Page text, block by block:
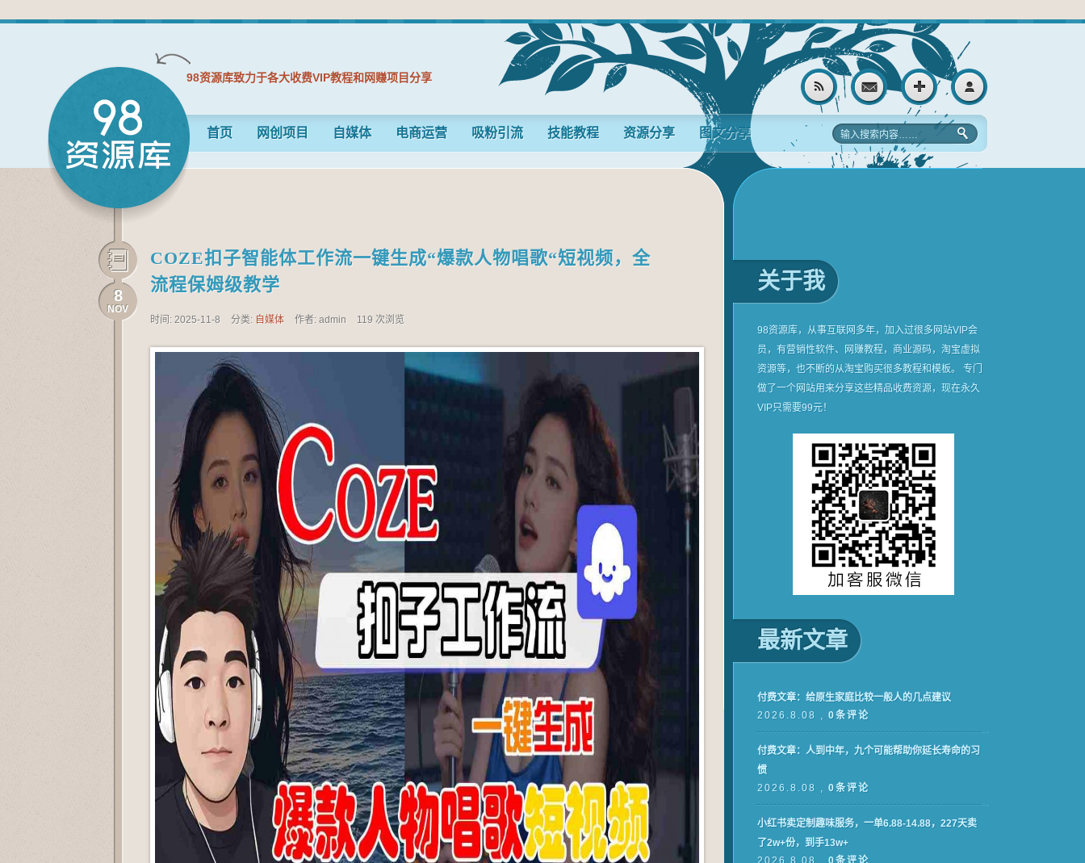
98资源库致力于各大收费VIP教程和网赚项目分享
首页 网创项目 自媒体 电商运营 吸粉引流 技能教程 资源分享 图文分享
8
NOV
COZE扣子智能体工作流一键生成“爆款人物唱歌“短视频，全
流程保姆级教学
时间: 2025-11-8 分类: 自媒体 作者: admin 119 次浏览
关于我
98资源库，从事互联网多年，加入过很多网站VIP会
员，有营销性软件、网赚教程，商业源码，淘宝虚拟
资源等，也不断的从淘宝购买很多教程和模板。 专门
做了一个网站用来分享这些精品收费资源，现在永久
VIP只需要99元！
最新文章
付费文章：给原生家庭比较一般人的几点建议
2026.8.08 , 0条评论
付费文章：人到中年，九个可能帮助你延长寿命的习
惯
2026.8.08 , 0条评论
小红书卖定制趣味服务，一单6.88-14.88，227天卖
了2w+份，到手13w+
2026.8.08 , 0条评论